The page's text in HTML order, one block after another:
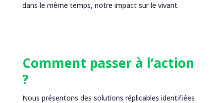
dans le même temps, notre impact sur le vivant.
Comment passer à l’action
?
Nous présentons des solutions réplicables identifiées